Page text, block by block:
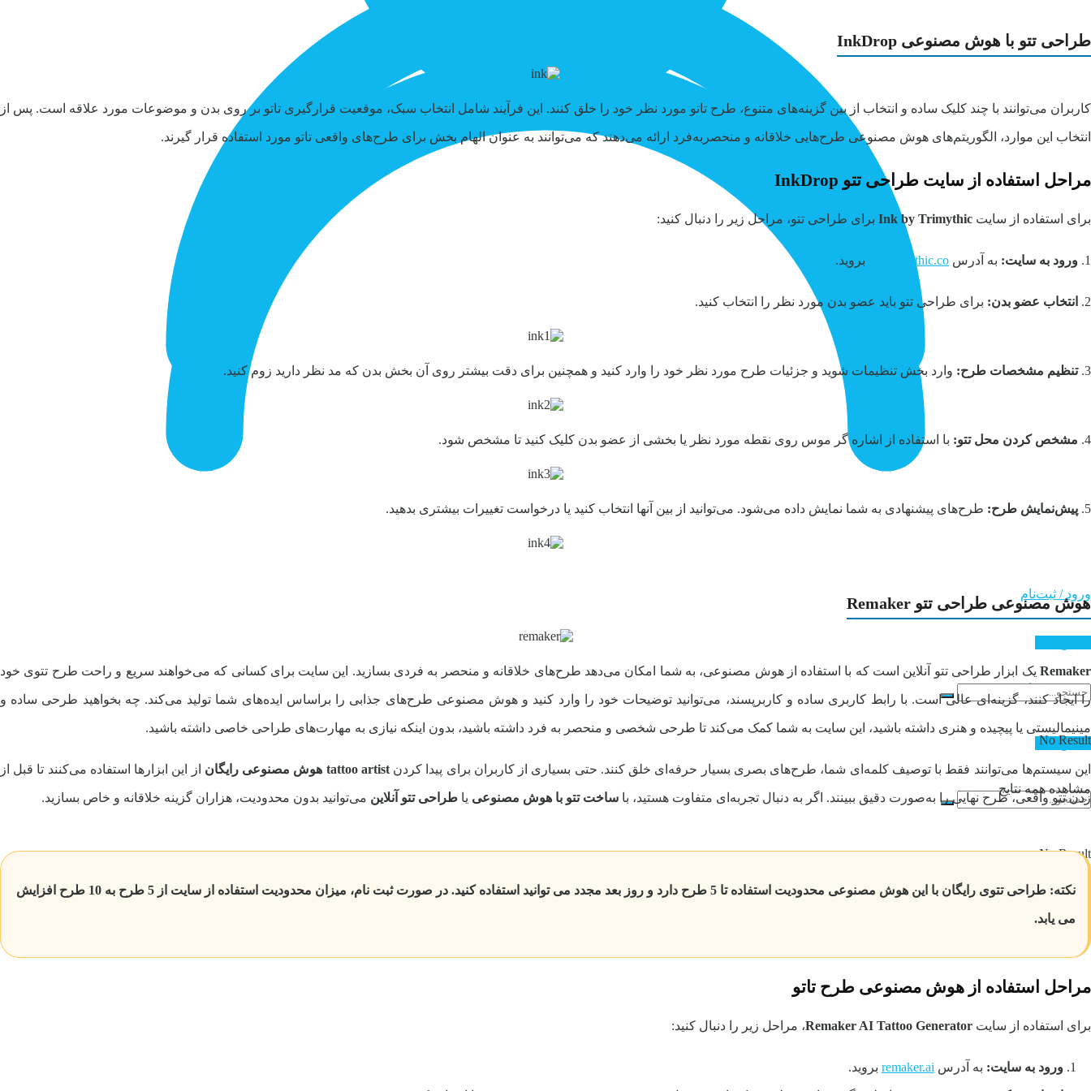
ورود / ثبت‌نام
تماس با ما
No Result
ورود / ثبت‌نام
No Result
مشاهده همه نتایج
طراحی تتو با هوش مصنوعی InkDrop
کاربران می‌توانند با چند کلیک ساده و انتخاب از بین گزینه‌های متنوع، طرح تاتو مورد نظر خود را خلق کنند. این فرآیند شامل انتخاب سبک، موقعیت قرارگیری تاتو بر روی بدن و موضوعات مورد علاقه است. پس از
انتخاب این موارد، الگوریتم‌های هوش مصنوعی طرح‌هایی خلاقانه و منحصربه‌فرد ارائه می‌دهند که می‌توانند به عنوان الهام بخش برای طرح‌های واقعی تاتو مورد استفاده قرار گیرند.
مراحل استفاده از سایت طراحی تتو InkDrop
برای استفاده از سایت Ink by Trimythic برای طراحی تتو، مراحل زیر را دنبال کنید:
1. ورود به سایت: به آدرس ink.trimythic.co بروید.
2. انتخاب عضو بدن: برای طراحی تتو باید عضو بدن مورد نظر را انتخاب کنید.
3. تنظیم مشخصات طرح: وارد بخش تنظیمات شوید و جزئیات طرح مورد نظر خود را وارد کنید و همچنین برای دقت بیشتر روی آن بخش بدن که مد نظر دارید زوم کنید.
4. مشخص کردن محل تتو: با استفاده از اشاره گر موس روی نقطه مورد نظر یا بخشی از عضو بدن کلیک کنید تا مشخص شود.
5. پیش‌نمایش طرح: طرح‌های پیشنهادی به شما نمایش داده می‌شود. می‌توانید از بین آنها انتخاب کنید یا درخواست تغییرات بیشتری بدهید.
هوش مصنوعی طراحی تتو Remaker
Remaker یک ابزار طراحی تتو آنلاین است که با استفاده از هوش مصنوعی، به شما امکان می‌دهد طرح‌های خلاقانه و منحصر به فردی بسازید. این سایت برای کسانی که می‌خواهند سریع و راحت طرح تتوی خود
را ایجاد کنند، گزینه‌ای عالی است. با رابط کاربری ساده و کاربرپسند، می‌توانید توضیحات خود را وارد کنید و هوش مصنوعی طرح‌های جذابی را براساس ایده‌های شما تولید می‌کند. چه بخواهید طرحی ساده و
مینیمالیستی یا پیچیده و هنری داشته باشید، این سایت به شما کمک می‌کند تا طرحی شخصی و منحصر به فرد داشته باشید، بدون اینکه نیازی به مهارت‌های طراحی خاصی داشته باشید.
این سیستم‌ها می‌توانند فقط با توصیف کلمه‌ای شما، طرح‌های بصری بسیار حرفه‌ای خلق کنند. حتی بسیاری از کاربران برای پیدا کردنtattoo artist هوش مصنوعی رایگان از این ابزارها استفاده می‌کنند تا قبل از
زدن تتو واقعی، طرح نهایی را به‌صورت دقیق ببینند. اگر به دنبال تجربه‌ای متفاوت هستید، با ساخت تتو با هوش مصنوعی یا طراحی تتو آنلاین می‌توانید بدون محدودیت، هزاران گزینه خلاقانه و خاص بسازید.
نکته: طراحی تتوی رایگان با این هوش مصنوعی محدودیت استفاده تا 5 طرح دارد و روز بعد مجدد می توانید استفاده کنید. در صورت ثبت نام، میزان محدودیت استفاده از سایت از 5 طرح به 10 طرح افزایش
می یابد.
مراحل استفاده از هوش مصنوعی طرح تاتو
برای استفاده از سایت Remaker AI Tattoo Generator، مراحل زیر را دنبال کنید:
ورود به سایت: به آدرس remaker.ai بروید.